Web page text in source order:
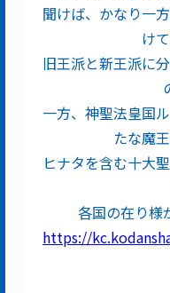
聞けば、かなり一
け
旧王派と新王派に
一方、神聖法皇国
たな魔
ヒナタを含む十大
各国の在り様
https://